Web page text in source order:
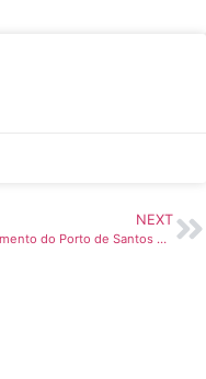
NEXT
Crescimento do Porto de Santos passa por acessos ferroviários, defende Abratec